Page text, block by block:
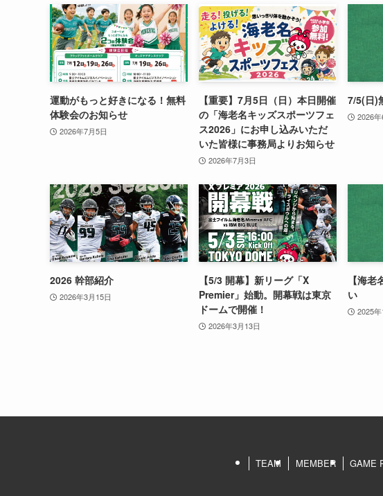
運動がもっと好きになる！無料
体験会のお知らせ
2026年7月5日
【重要】7月5日（日）本日開催
の「海老名キッズスポーツフェ
ス2026」にお申し込みいただ
いた皆様に事務局よりお知らせ
2026年7月3日
7/5(日)
2026
2026 幹部紹介
2026年3月15日
【5/3 開幕】新リーグ「X
Premier」始動。開幕戦は東京
ドームで開催！
2026年3月13日
【海
い
2025
TEAM MEMBER GAME